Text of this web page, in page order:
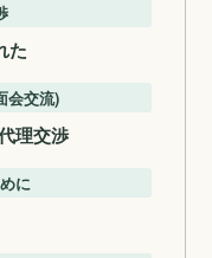
た
会交流)
理交渉
に